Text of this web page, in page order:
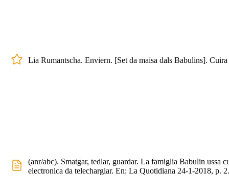
Lia Rumantscha. Enviern. [Set da maisa dals Babulins].
(anr/abc). Smatgar, tedlar, guardar. La famiglia Babulin ussa
electronica da telechargiar. En: La Quotidiana 24-1-2018, p. 2.